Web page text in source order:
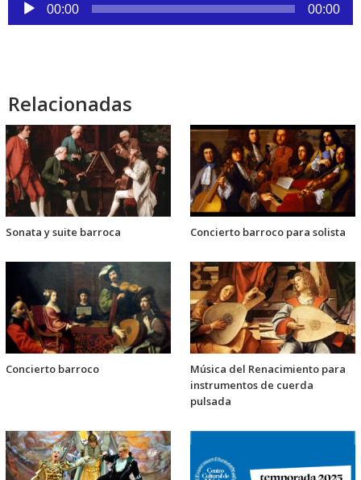
de
00:00 00:00
Relacionadas
Sonata y suite barroca Concierto barroco para solista
Concierto barroco
Música del Renacimiento para
instrumentos de cuerda
pulsada